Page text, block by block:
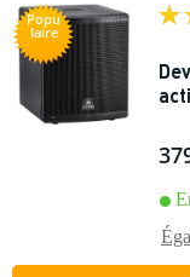
Popu
laire